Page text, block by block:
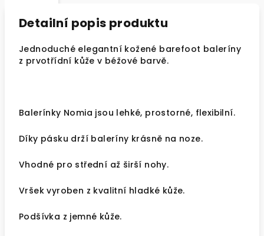
Detailní popis produktu
Jednoduché elegantní kožené barefoot baleríny
z prvotřídní kůže v béžové barvě.
Balerínky Nomia jsou lehké, prostorné, flexibilní.
Díky pásku drží baleríny krásně na noze.
Vhodné pro střední až širší nohy.
Vršek vyroben z kvalitní hladké kůže.
Podšívka z jemné kůže.